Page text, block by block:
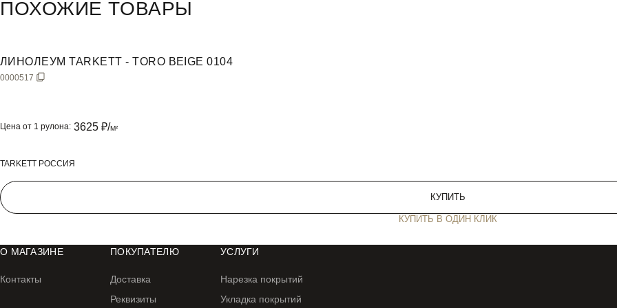
ПОХОЖИЕ ТОВАРЫ
ЛИНОЛЕУМ TARKETT - TORO BEIGE 0104
0000517
Цена от 1 рулона: 3625 ₽/M²
TARKETT РОССИЯ
КУПИТЬ
КУПИТЬ В ОДИН КЛИК
#
О МАГАЗИНЕ
Контакты
ПОКУПАТЕЛЮ
Доставка
Реквизиты
УСЛУГИ
Нарезка покрытий
Укладка покрытий